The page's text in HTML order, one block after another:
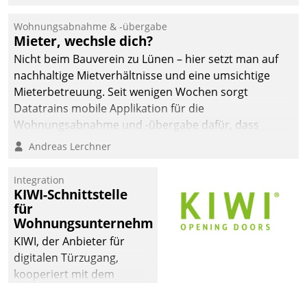
und Beschwerde-Management einen eigenen Kanal
ein.
Wohnungsabnahme & -übergabe
Mieter, wechsle dich?
Nicht beim Bauverein zu Lünen – hier setzt man auf
nachhaltige Mietverhältnisse und eine umsichtige
Mieterbetreuung. Seit wenigen Wochen sorgt
Datatrains mobile Applikation für die
Wohnungsabnahme und -übergabe dafür, dass
Mieter wohlgeordnet kommen und, so es sein muss,
Andreas Lerchner
Integration
KIWI-Schnittstelle
für
Wohnungsunternehmen
KIWI, der Anbieter für
digitalen Türzugang,
kooperiert mit dem